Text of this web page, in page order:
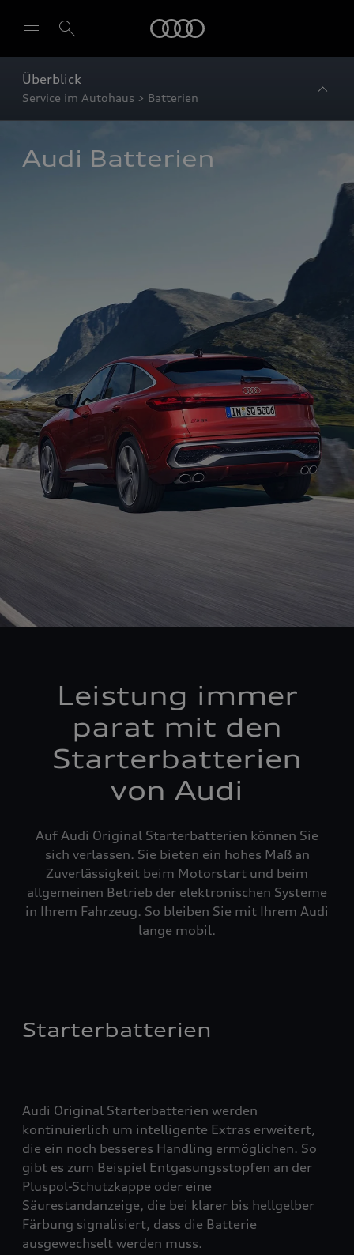
Überblick
Service im Autohaus > Batterien
Audi Batterien
Leistung immer
parat mit den
Starterbatterien
von Audi
Auf Audi Original Starterbatterien können Sie
sich verlassen. Sie bieten ein hohes Maß an
Zuverlässigkeit beim Motorstart und beim
allgemeinen Betrieb der elektronischen Systeme
in Ihrem Fahrzeug. So bleiben Sie mit Ihrem Audi
lange mobil.
Starterbatterien
Audi Original Starterbatterien werden
kontinuierlich um intelligente Extras erweitert,
die ein noch besseres Handling ermöglichen. So
gibt es zum Beispiel Entgasungsstopfen an der
Pluspol-Schutzkappe oder eine
Säurestandanzeige, die bei klarer bis hellgelber
Färbung signalisiert, dass die Batterie
ausgewechselt werden muss.